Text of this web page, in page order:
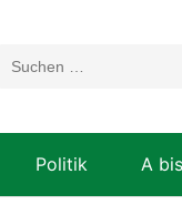
Politik A